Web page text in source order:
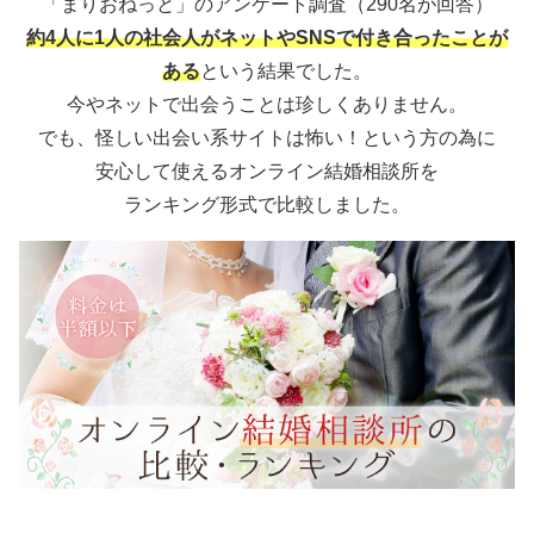
約4人に1人の社会人がネットやSNSで付き合ったことが
あるという結果でした。
今やネットで出会うことは珍しくありません。
でも、怪しい出会い系サイトは怖い！という方の為に
安心して使えるオンライン結婚相談所を
ランキング形式で比較しました。